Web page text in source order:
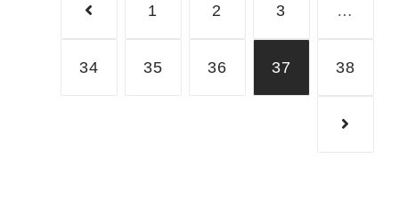
1 2 3 …
34 35 36 37 38